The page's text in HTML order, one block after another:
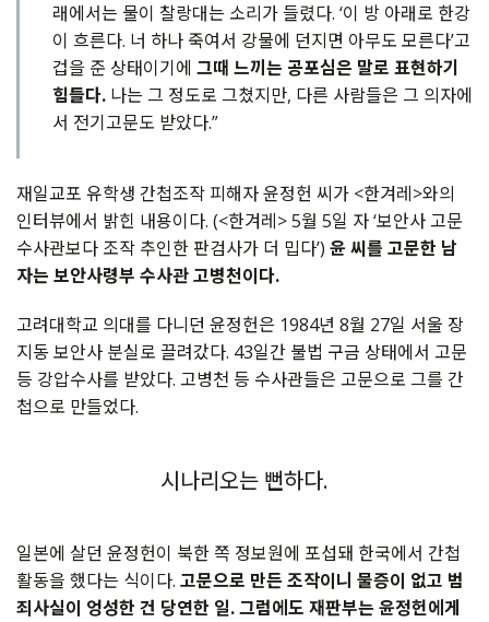
래에서는 물이 찰랑대는 소리가 들렸다. ‘이 방 아래로 한강
이 흐른다. 너 하나 죽여서 강물에 던지면 아무도 모른다’고
겁을 준 상태이기에 그때 느끼는 공포심은 말로 표현하기
힘들다. 나는 그 정도로 그쳤지만, 다른 사람들은 그 의자에
서 전기고문도 받았다.”
재일교포 유학생 간첩조작 피해자윤정헌 씨가 <한겨레>와의
인터뷰에서 밝힌 내용이다. (<한겨레> 5월 5일 자‘보안사고문
수사관보다 조작 추인한 판검사가 더 밉다’) 윤씨를 고문한 남
자는 보안사령부 수사관고병천이다.
고려대학교 의대를 다니던 윤정헌은 1984년 8월 27일 서울 장
지동 보안사 분실로 끌려갔다. 43일간 불법 구금 상태에서 고문
등 강압수사를 받았다. 고병천 등 수사관들은 고문으로 그를 간
첩으로 만들었다.
시나리오는 뻔하다.
일본에 살던 윤정헌이 북한 쪽 정보원에 포섭돼 한국에서 간첩
활동을 했다는 식이다. 고문으로 만든 조작이니 물증이 없고 범
죄사실이 엉성한 건 당연한 일.그럼에도 재판부는 윤정헌에게